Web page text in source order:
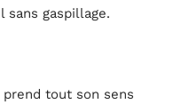
sans gaspillage.
tout son sens